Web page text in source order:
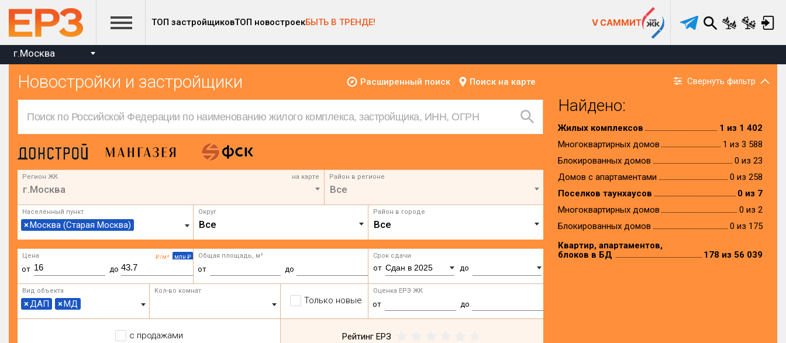
ТОП застройщиковТОП новостроекБЫТЬ В ТРЕНДЕ! V САММИТ
г.Москва
Новостройки и застройщики Расширенный поиск Поиск на карте Свернуть фильтр
Регион ЖК на карте
г.Москва
Район в регионе
Все
Населённый пункт
×Москва (Старая Москва)
Округ
Все
Район в городе
Все
₽/м² млн ₽
Цена
от до
Общая площадь, м²
от до
Срок сдачи
от Сдан в 2025 до
Вид объекта
×ДАП ×МД
Кол-во комнат
Только новые
Оценка ЕРЗ ЖК
от до
с продажами Рейтинг ЕРЗ
Найдено:
Жилых комплексов
1 из 1 402
Многоквартирных домов
1 из 3 588
Блокированных домов
0 из 23
Домов с апартаментами
0 из 258
Поселков таунхаусов
0 из 7
Многоквартирных домов
0 из 2
Блокированных домов
0 из 175
Квартир, апартаментов,
блоков в БД
178 из 56 039